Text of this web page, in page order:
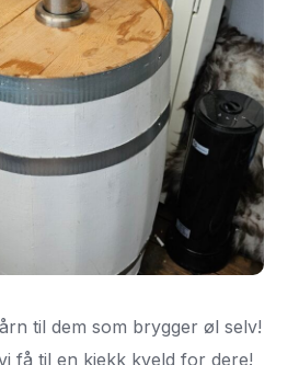
til dem som brygger øl selv!
få til en kjekk kveld for dere!